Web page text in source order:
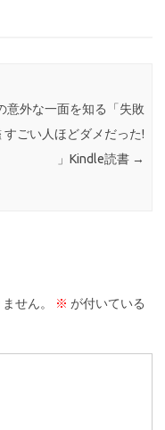
意外な一面を知る「失敗
すごい人ほどダメだった!
」Kindle読書 →
せん。 ※ が付いている